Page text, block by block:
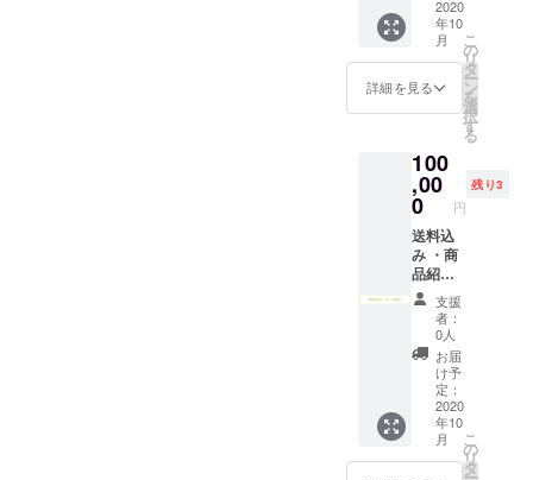
す。
は追っ
て確認
させて
いただ
きま
す。 ・
商品紹
【小】
は、A4
の１／
６以上
に写真
と文章
を掲載
する予
定です
（記事
広
告）。
・お礼
のメッ
セージ
をお送
りしま
2020
年10
月
詳細を見る
こ
の
リ
タ
ー
ン
を
選
択
す
る
100
,00
0 円
残り3
送料込
み ・商
品紹介
／巻末
の支援
者一覧
へ記載
する
データ
は追っ
て確認
させて
いただ
支援
者：
0人
お届
け予
定：
2020
年10
月
こ
の
リ
タ